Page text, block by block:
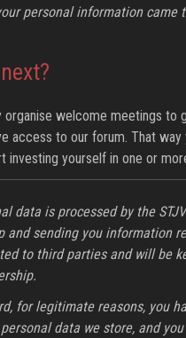
personal information came
organise welcome meetings to
access to our forum. That
investing yourself in one or
data is processed by the
and sending you information
to third parties and will be
for legitimate reasons, you
data we store, and